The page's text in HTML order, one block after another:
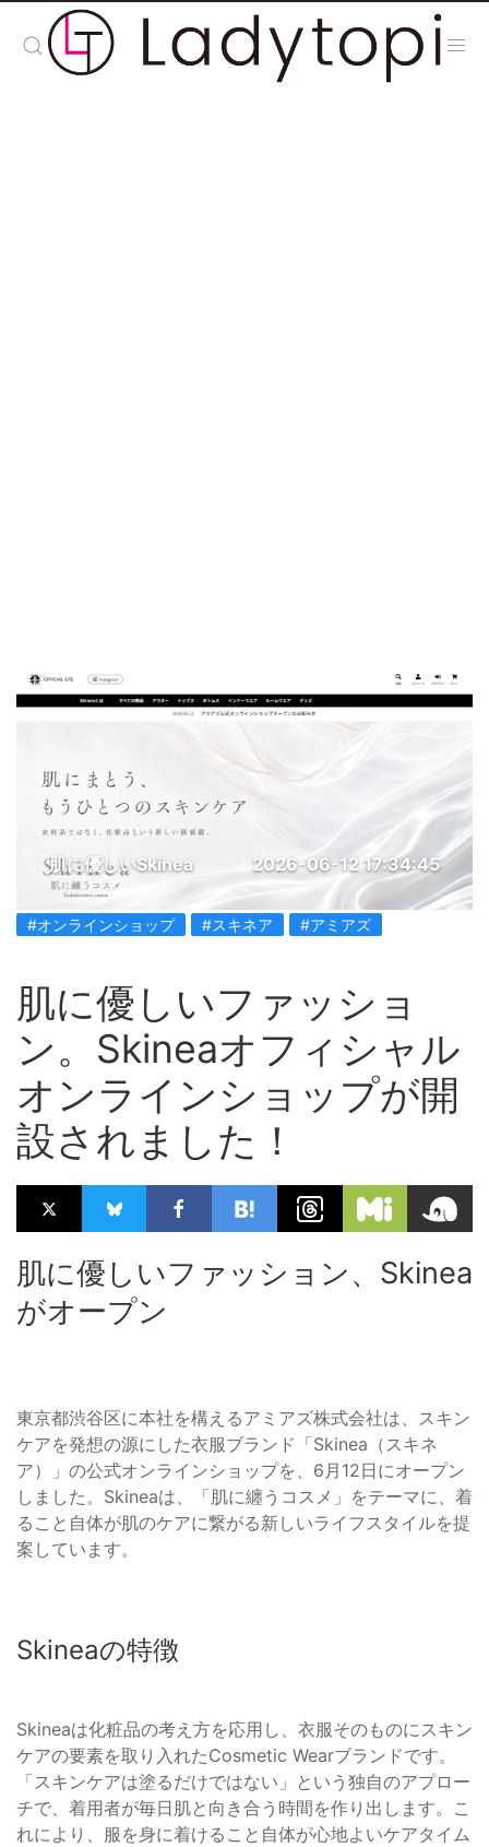
肌に優しいSkinea 2026-06-12 17:34:45
#オンラインショップ #スキネア #アミアズ
肌に優しいファッショ
ン。Skineaオフィシャル
オンラインショップが開
設されました！
肌に優しいファッション、Skinea
がオープン
東京都渋谷区に本社を構えるアミアズ株式会社は、スキン
ケアを発想の源にした衣服ブランド「Skinea（スキネ
ア）」の公式オンラインショップを、6月12日にオープン
しました。Skineaは、「肌に纏うコスメ」をテーマに、着
ること自体が肌のケアに繋がる新しいライフスタイルを提
案しています。
Skineaの特徴
Skineaは化粧品の考え方を応用し、衣服そのものにスキン
ケアの要素を取り入れたCosmetic Wearブランドです。
「スキンケアは塗るだけではない」という独自のアプロー
チで、着用者が毎日肌と向き合う時間を作り出します。こ
れにより、服を身に着けること自体が心地よいケアタイム